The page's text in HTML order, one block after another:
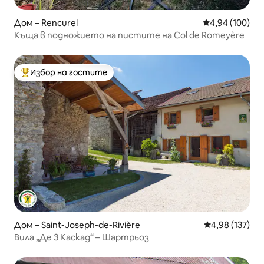
Дом – Rencurel Средна
4,94 (100)
Къща в подножието на пистите на Col de Romeyère
Най-популярен избор на гостите
Избор на гостите
Дом – Saint-Joseph-de-Rivière Средна
4,98 (137)
Вила „Де 3 Каскад“ – Шартрьоз